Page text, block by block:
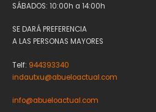
SÁBADOS: 10:00h a 14:00h
SE DARÁ PREFERENCIA
A LAS PERSONAS MAYORES
Telf: 944393340
indautxu@abueloactual.com
info@abueloactual.com